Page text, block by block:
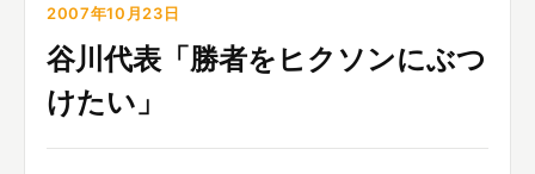
2007年10月23日
谷川代表「勝者をヒクソンにぶつ
けたい」